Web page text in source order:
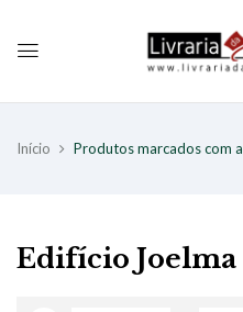
Início Produtos marcados com
Edifício Joelma